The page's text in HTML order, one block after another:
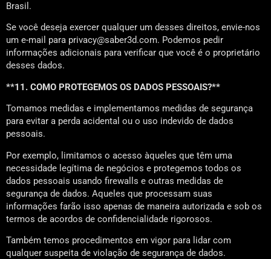
Brasil.
Se você deseja exercer qualquer um desses direitos, envie-nos
um e-mail para privacy@saber3d.com. Podemos pedir
informações adicionais para verificar que você é o proprietário
desses dados.
**11. COMO PROTEGEMOS OS DADOS PESSOAIS?**
Tomamos medidas e implementamos medidas de segurança
para evitar a perda acidental ou o uso indevido de dados
pessoais.
Por exemplo, limitamos o acesso àqueles que têm uma
necessidade legítima de negócios e protegemos todos os
dados pessoais usando firewalls e outras medidas de
segurança de dados. Aqueles que processam suas
informações farão isso apenas de maneira autorizada e sob os
termos de acordos de confidencialidade rigorosos.
Também temos procedimentos em vigor para lidar com
qualquer suspeita de violação de segurança de dados.